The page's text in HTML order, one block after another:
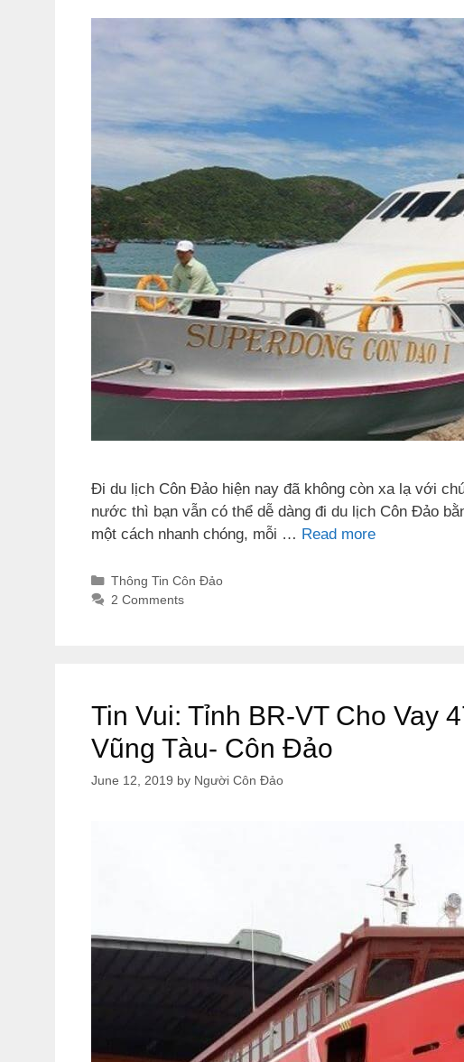
Đi du lịch Côn Đảo hiện nay đã không còn xa lạ với
nước thì bạn vẫn có thể dễ dàng đi du lịch Côn Đảo
một cách nhanh chóng, mỗi … Read more
Categories
Thông Tin Côn Đảo
2 Comments
Tin Vui: Tỉnh BR-VT Cho Vay
Vũng Tàu- Côn Đảo
June 12, 2019 by Người Côn Đảo